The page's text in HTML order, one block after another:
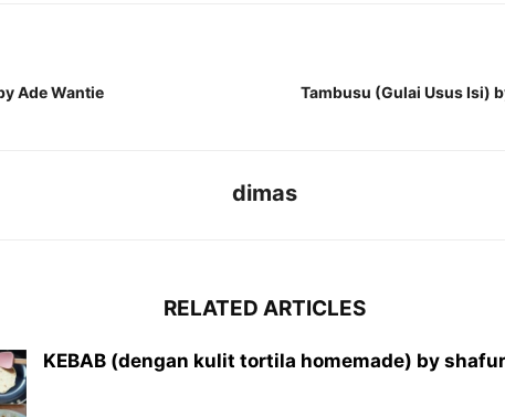
Ade Wantie Tambusu (Gulai Usus Isi)
dimas
RELATED ARTICLES
KEBAB (dengan kulit tortila homemade) by